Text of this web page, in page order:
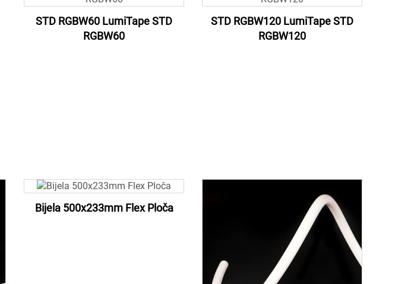
STD RGBW60 LumiTape STD
RGBW60
STD RGBW120 LumiTape STD
RGBW120
Bijela 500x233mm Flex Ploča